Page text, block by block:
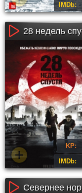
IMDb:
28 недель
KP:
IMDb:
Севернее